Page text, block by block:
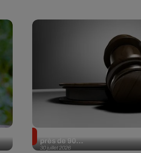
30 juillet 2026
près de 90...